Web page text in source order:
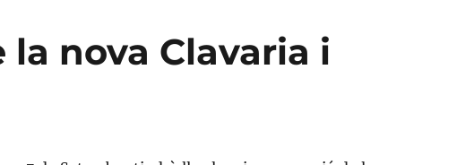
nova Clavaria i